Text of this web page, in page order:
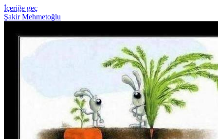
İçeriğe geç
Şakir Mehmetoğlu